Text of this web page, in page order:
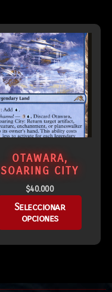
OTAWARA,
SOARING CITY
$40.000
Seleccionar
opciones